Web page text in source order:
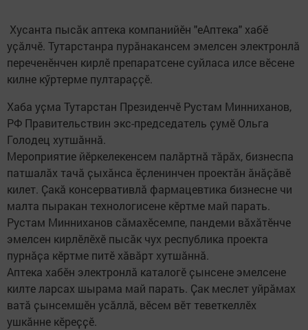
Хусанта пысӑк аптека компанийӗн "еАптека" хабӗ
уҫӑлчӗ. Тутарстанра пурӑнакансем эмелсен электронлӑ
переченӗнчен кирлӗ препаратсене суйласа илсе вӗсене
килне кӳртерме пултараҫҫӗ.
Хаба уҫма Тутарстан Президенчӗ Рустам Минниханов,
РФ Правительствин экс-председатель ҫумӗ Ольга
Голодец хутшӑннӑ.
Мероприятие йӗркелекенсем палӑртнӑ тӑрӑх, бизнеспа
патшалӑх тачӑ ҫыхӑнса ӗҫленинчен проектӑн ӑнӑҫӑвӗ
килет. Ҫакӑ консервативлӑ фармацевтика бизнесне чи
малта пыракан технологисене кӗртме май парать.
Рустам Минниханов сӑмахӗсемпе, пандеми вӑхӑтӗнче
эмелсен кирлӗлӗхӗ пысӑк чух республика проекта
пурнӑҫа кӗртме питӗ хӑвӑрт хутшӑннӑ.
Аптека хабӗн электронлӑ каталогӗ ҫынсене эмелсене
килте ларсах шырама май парать. Ҫак меслет уйрӑмах
ватӑ ҫынсемшӗн усӑллӑ, вӗсем вӗт теветкеллӗх
ушкӑнне кӗреҫҫӗ.